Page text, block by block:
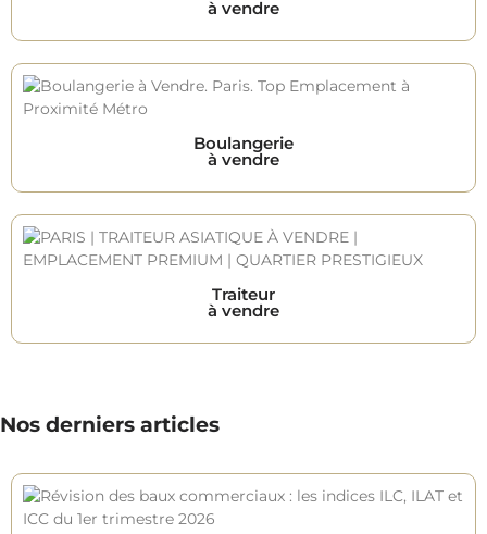
à vendre
Boulangerie
à vendre
Traiteur
à vendre
Nos derniers articles